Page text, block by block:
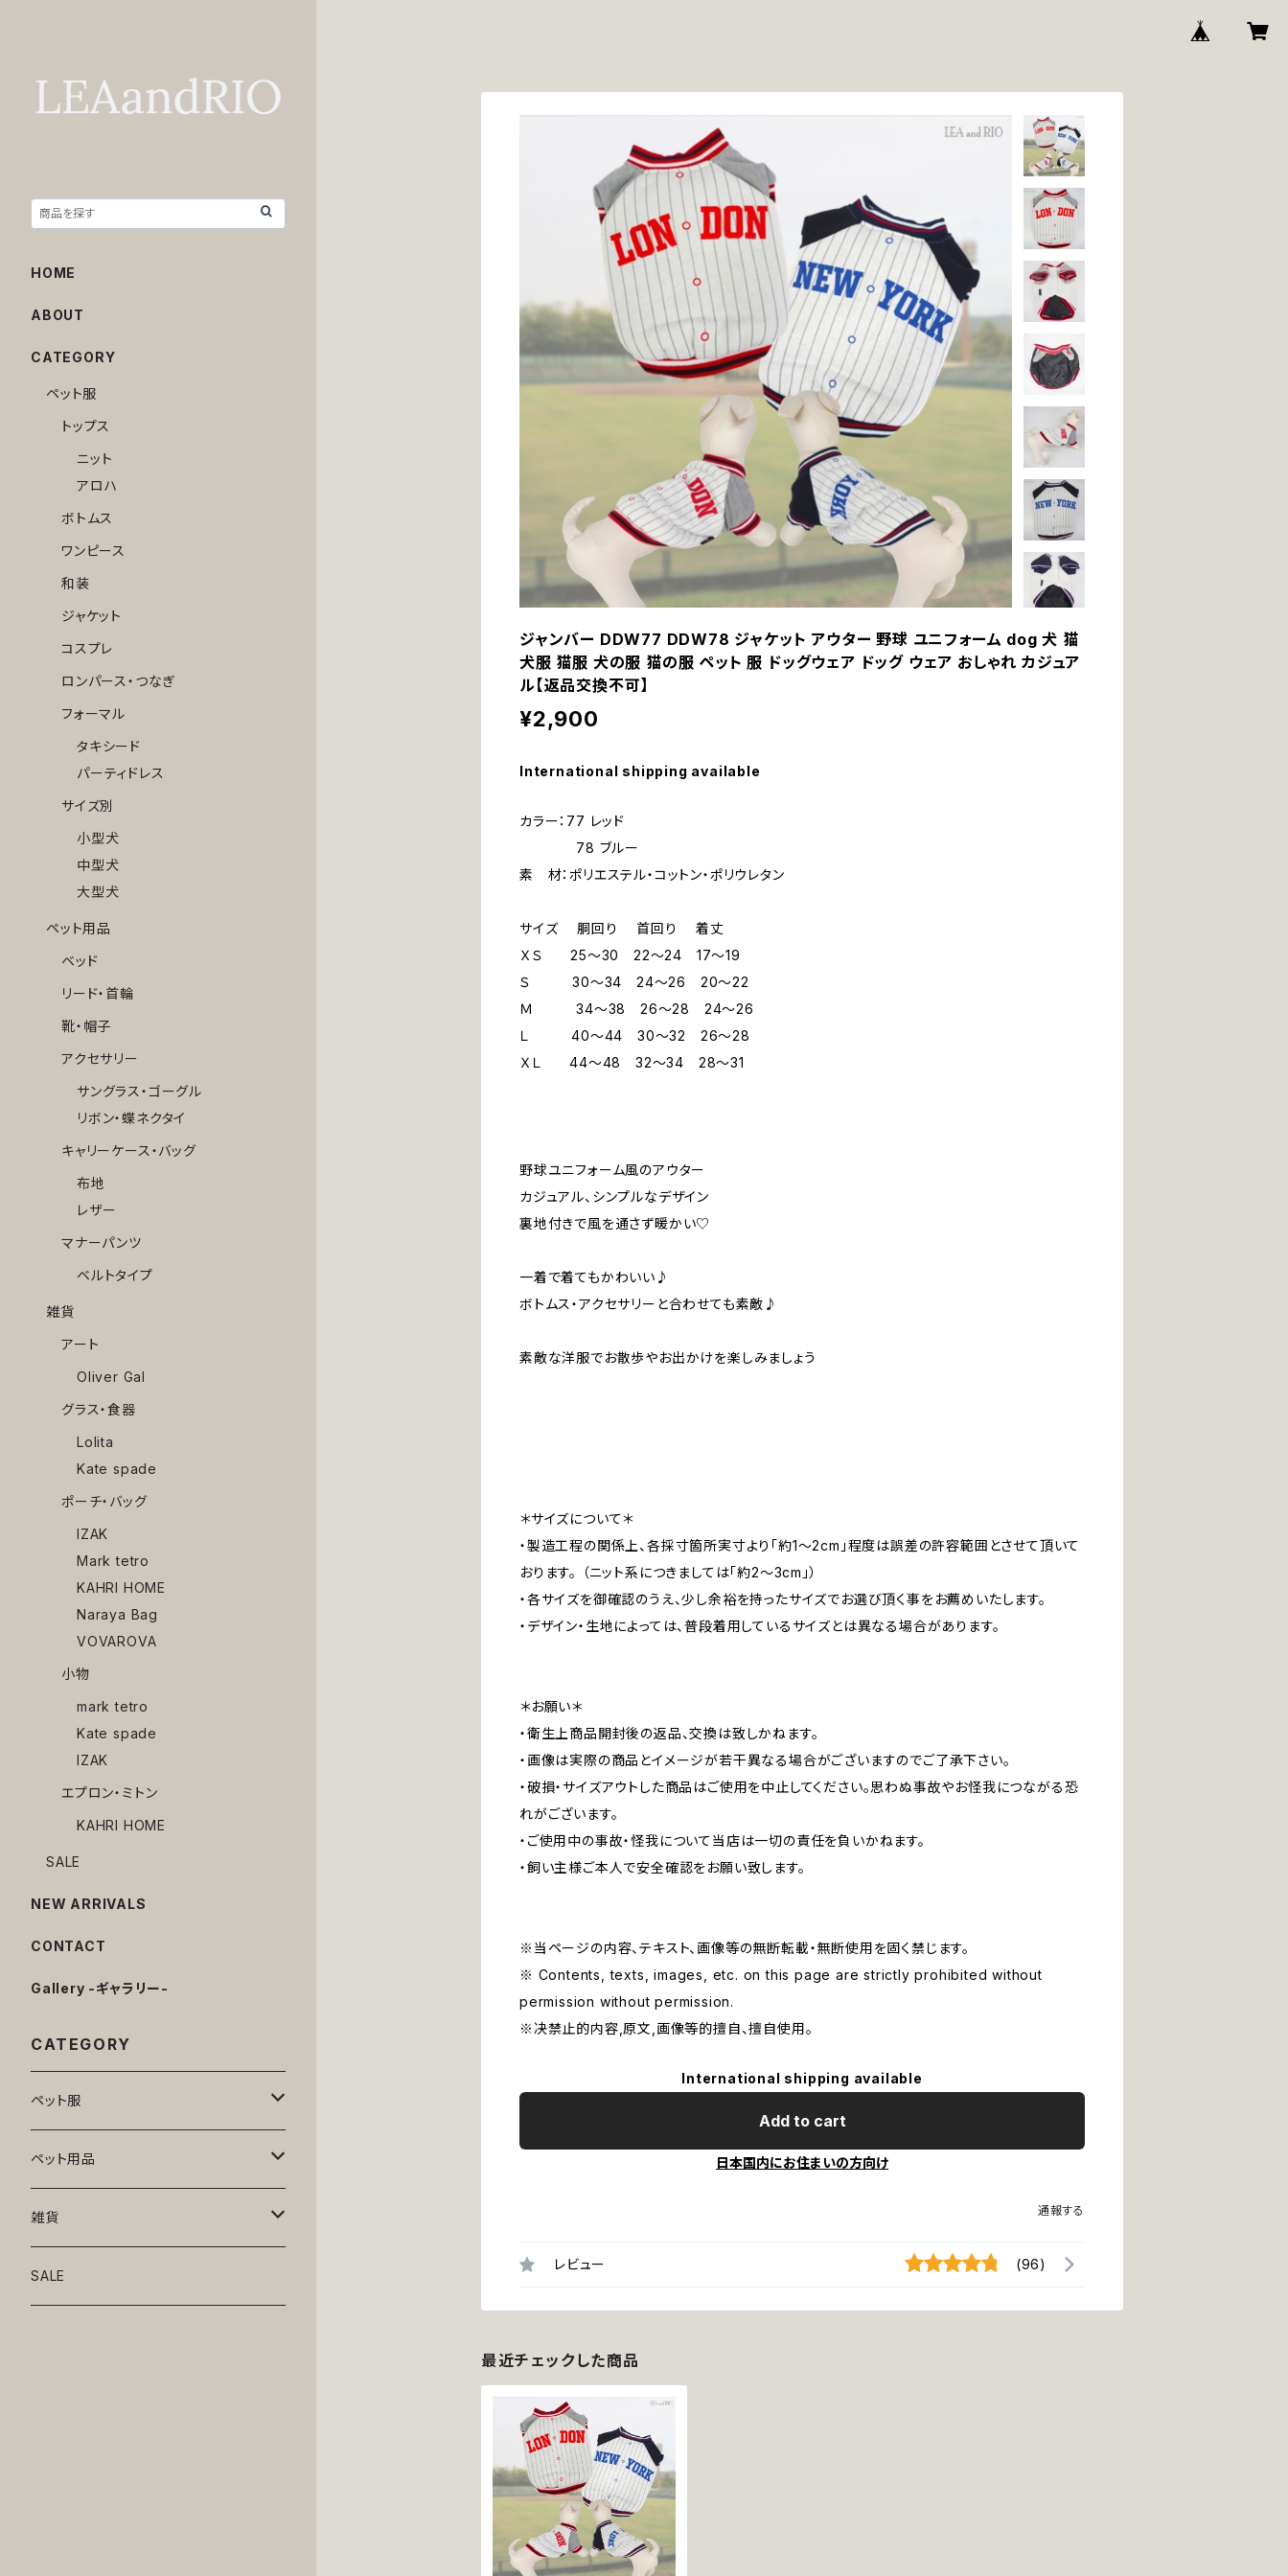
ジャンバー DDW77 DDW78 ジャケット アウター 野球 ユニフォーム dog 犬 猫
犬服 猫服 犬の服 猫の服 ペット 服 ドッグウェア ドッグ ウェア おしゃれ カジュア
ル【返品交換不可】
¥2,900
International shipping available
カラー：77 レッド
78 ブルー
素 材：ポリエステル・コットン・ポリウレタン
サイズ 胴回り 首回り 着丈
ＸＳ 25～30 22～24 17～19
Ｓ 30～34 24～26 20～22
Ｍ 34～38 26～28 24～26
Ｌ 40～44 30～32 26～28
ＸＬ 44～48 32～34 28～31
野球ユニフォーム風のアウター
カジュアル、シンプルなデザイン
裏地付きで風を通さず暖かい♡
一着で着てもかわいい♪
ボトムス・アクセサリーと合わせても素敵♪
素敵な洋服でお散歩やお出かけを楽しみましょう
＊サイズについて＊
・製造工程の関係上、各採寸箇所実寸より「約1～2cm」程度は誤差の許容範囲とさせて頂いて
おります。 （ニット系につきましては「約2～3cm」）
・各サイズを御確認のうえ、少し余裕を持ったサイズでお選び頂く事をお薦めいたします。
・デザイン・生地によっては、普段着用しているサイズとは異なる場合があります。
＊お願い＊
・衛生上商品開封後の返品、交換は致しかねます。
・画像は実際の商品とイメージが若干異なる場合がございますのでご了承下さい。
・破損・サイズアウトした商品はご使用を中止してください。思わぬ事故やお怪我につながる恐
れがございます。
・ご使用中の事故・怪我について当店は一切の責任を負いかねます。
・飼い主様ご本人で安全確認をお願い致します。
※当ページの内容、テキスト、画像等の無断転載・無断使用を固く禁じます。
※ Contents, texts, images, etc. on this page are strictly prohibited without
permission without permission.
※决禁止的内容,原文,画像等的擅自、擅自使用。
International shipping available
Add to cart
日本国内にお住まいの方向け
通報する
レビュー (96)
最近チェックした商品
HOME
ABOUT
CATEGORY
ペット服
トップス
ニット
アロハ
ボトムス
ワンピース
和装
ジャケット
コスプレ
ロンパース・つなぎ
フォーマル
タキシード
パーティドレス
サイズ別
小型犬
中型犬
大型犬
ペット用品
ベッド
リード・首輪
靴・帽子
アクセサリー
サングラス・ゴーグル
リボン・蝶ネクタイ
キャリーケース・バッグ
布地
レザー
マナーパンツ
ベルトタイプ
雑貨
アート
Oliver Gal
グラス・食器
Lolita
Kate spade
ポーチ・バッグ
IZAK
Mark tetro
KAHRI HOME
Naraya Bag
VOVAROVA
小物
mark tetro
Kate spade
IZAK
エプロン・ミトン
KAHRI HOME
SALE
NEW ARRIVALS
CONTACT
Gallery -ギャラリー-
CATEGORY
ペット服
トップス
ニット
アロハ
ボトムス
ワンピース
ペット用品
ベッド
リード・首輪
雑貨
アート
SALE